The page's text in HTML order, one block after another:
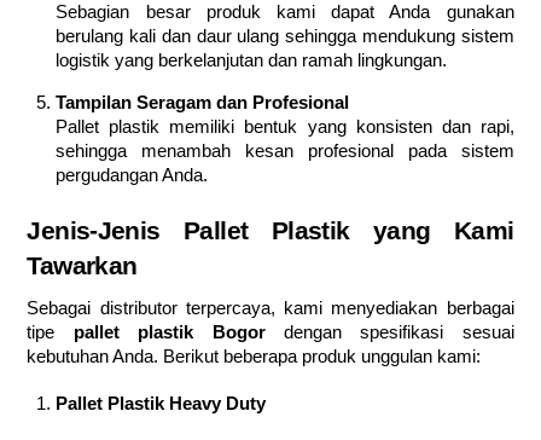
Sebagian besar produk kami dapat Anda gunakan
berulang kali dan daur ulang sehingga mendukung sistem
logistik yang berkelanjutan dan ramah lingkungan.
Tampilan Seragam dan Profesional
Pallet plastik memiliki bentuk yang konsisten dan rapi,
sehingga menambah kesan profesional pada sistem
pergudangan Anda.
Jenis-Jenis Pallet Plastik yang Kami
Tawarkan
Sebagai distributor terpercaya, kami menyediakan berbagai
tipe pallet plastik Bogordengan spesifikasi sesuai
kebutuhan Anda. Berikut beberapa produk unggulan kami:
Pallet Plastik Heavy Duty